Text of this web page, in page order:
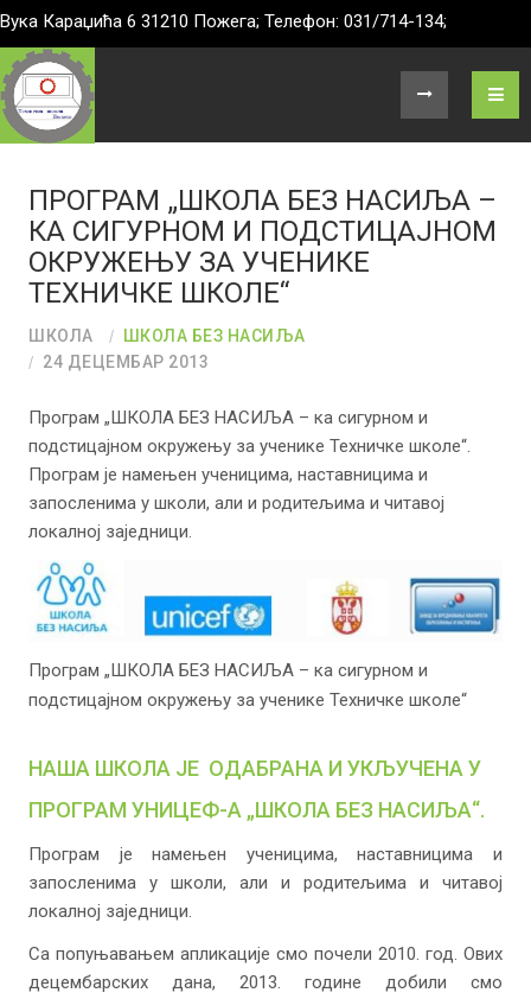
Вука Караџића 6 31210 Пожега; Телефон: 031/714-134;
ПРОГРАМ „ШКОЛА БЕЗ НАСИЉА –
КА СИГУРНОМ И ПОДСТИЦАЈНОМ
ОКРУЖЕЊУ ЗА УЧЕНИКЕ
ТЕХНИЧКЕ ШКОЛЕ“
ШКОЛА
ШКОЛА БЕЗ НАСИЉА
24 ДЕЦЕМБАР 2013
Програм „ШКОЛА БЕЗ НАСИЉА – ка сигурном и
подстицајном окружењу за ученике Техничке школе“.
Програм је намењен ученицима, наставницима и
запосленима у школи, али и родитељима и читавој
локалној заједници.
Програм „ШКОЛА БЕЗ НАСИЉА – ка сигурном и
подстицајном окружењу за ученике Техничке школе“
НАША ШКОЛА ЈЕ ОДАБРАНА И УКЉУЧЕНА У
ПРОГРАМ УНИЦЕФ-А „ШКОЛА БЕЗ НАСИЉА“.
Програм је намењен ученицима, наставницима и
запосленима у школи, али и родитељима и читавој
локалној заједници.
Са попуњавањем апликације смо почели 2010. год. Ових
децембарских дана, 2013. године добили смо